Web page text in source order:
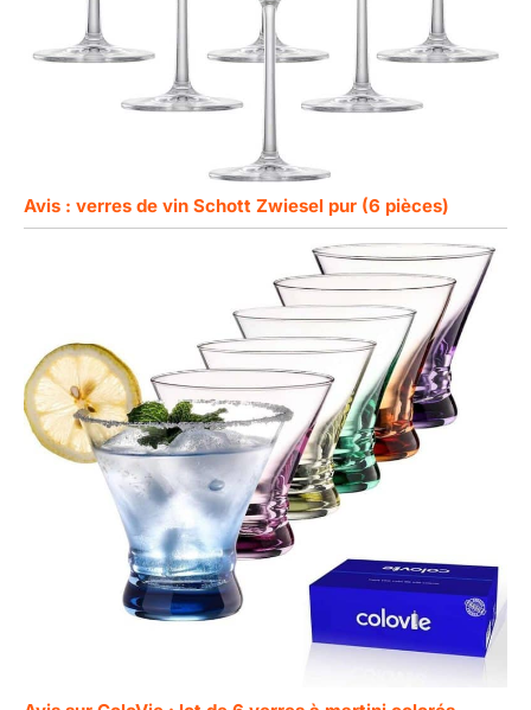
Avis : verres de vin Schott Zwiesel pur (6 pièces)